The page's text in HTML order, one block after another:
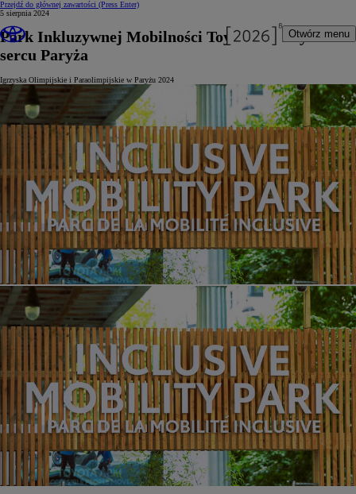
Przejdź do głównej zawartości (Press Enter)
Otwórz menu
5 sierpnia 2024
Park Inkluzywnej Mobilności Toyoty w samym
sercu Paryża
Igrzyska Olimpijskie i Paraolimpijskie w Paryżu 2024